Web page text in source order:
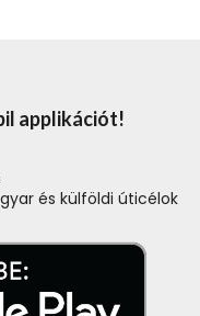
applikációt!
és külföldi úticélok